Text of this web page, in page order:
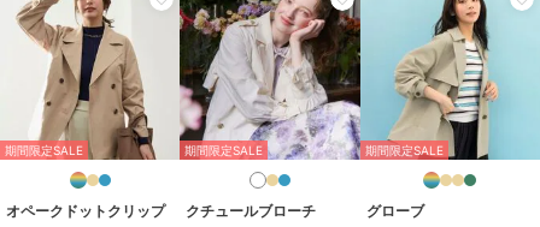
羽織るだけでとても大人らしいスタイリングがキマる秀逸な一品で
す！
是非この冬はマキシ丈ロングコートを是非試していただきたいもので
す！
※屋外の写真は、日当たりや周辺環境により実際のカラーとは異なっ
て見える場合がございます。
※実際のカラーは詳細写真、及び生地写真をご参照ください。
期間限定SALE
オペークドットクリップ
期間限定SALE
クチュールブローチ
期間限定SALE
グローブ